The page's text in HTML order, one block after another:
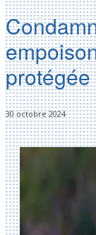
protégée
30 octobre 2024